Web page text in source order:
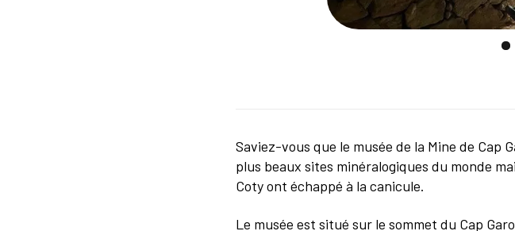
Saviez-vous que le musée de la Mine de Cap
plus beaux sites minéralogiques du monde
Coty ont échappé à la canicule.
Le musée est situé sur le sommet du Cap